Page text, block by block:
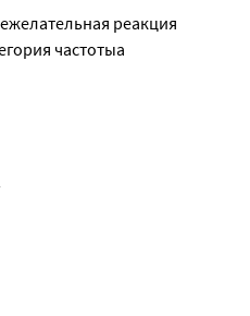
реакция
частотыа